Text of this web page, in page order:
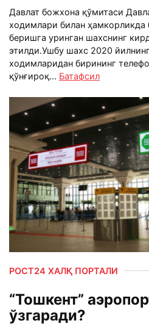
Давлат божхона қўмитаси
ходимлари билан
беришга уринган шахснинг
этилди.Ушбу шахс 2020
ходимларидан бирининг
қўнғироқ... Батафсил
РОСТ24 ХАЛҚ ПОРТАЛИ
“Тошкент”
ўзгаради?